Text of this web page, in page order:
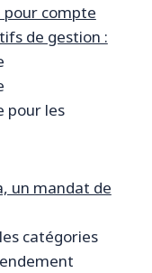
pour compte
de gestion :
pour les
un mandat de
catégories